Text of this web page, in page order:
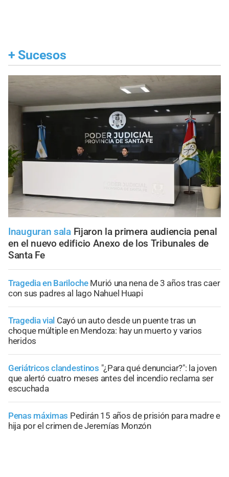
+ Sucesos
Inauguran sala Fijaron la primera audiencia penal
en el nuevo edificio Anexo de los Tribunales de
Santa Fe
Tragedia en Bariloche Murió una nena de 3 años tras caer
con sus padres al lago Nahuel Huapi
Tragedia vial Cayó un auto desde un puente tras un
choque múltiple en Mendoza: hay un muerto y varios
heridos
Geriátricos clandestinos "¿Para qué denunciar?": la joven
que alertó cuatro meses antes del incendio reclama ser
escuchada
Penas máximas Pedirán 15 años de prisión para madre e
hija por el crimen de Jeremías Monzón